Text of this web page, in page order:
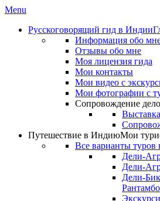
Menu
Русскоговорящий гид в Индии
Информация обо
Отзывы обо мне
Моя лицензия гида
Мои контакты
Мои видео с
Мои фотографии с
Сопровождение
Путешествие в ИндиюМои
Все варианты
Дели-
Дели-
Дели-